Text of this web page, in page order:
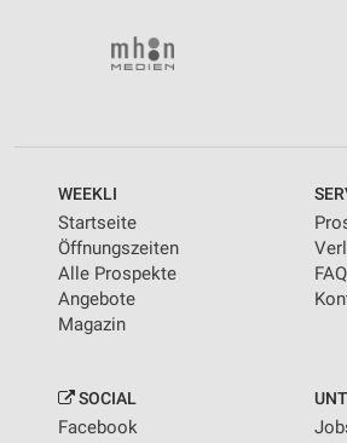
WEEKLI
Startseite
Öffnungszeiten
Alle Prospekte
Angebote
Magazin
FAQ
SOCIAL
Facebook